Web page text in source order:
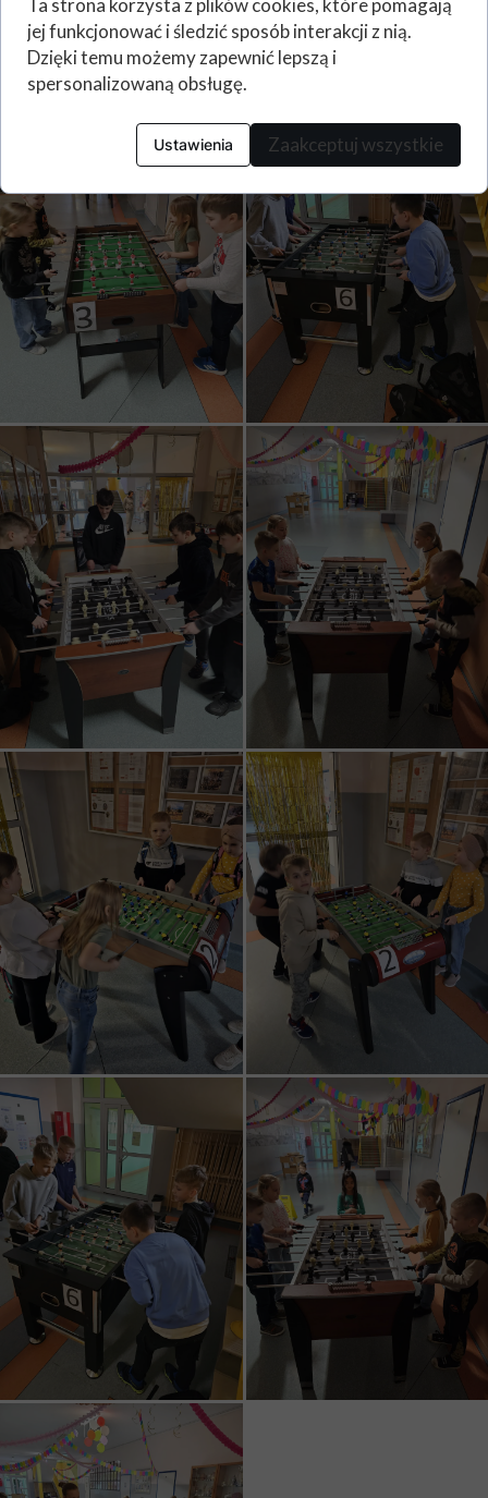
Norbert Górski
jej funkcjonować i śledzić sposób interakcji z nią.
Dzięki temu możemy zapewnić lepszą i
spersonalizowaną obsługę.
Ustawienia Zaakceptuj wszystkie